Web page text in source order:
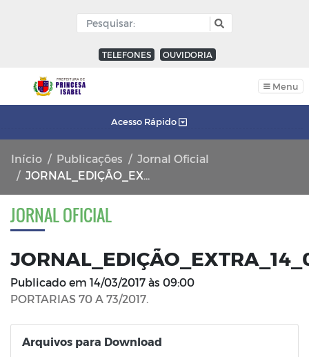
TELEFONES OUVIDORIA
Menu
Acesso Rápido
Início Publicações
Jornal Oficial
JORNAL_EDIÇÃO_EXTRA_14_03_2017_FL_01
JORNAL OFICIAL
Publicado em 14/03/2017 às 09:00
PORTARIAS 70 A 73/2017.
Arquivos para Download